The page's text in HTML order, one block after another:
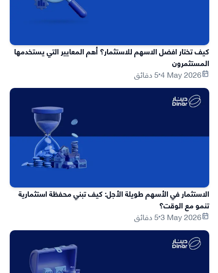
كيف تختار افضل الاسهم للاستثمار؟ أهم المعايير التي يستخدمها
المستثمرون
4 May 20265 دقائق
الاستثمار في الأسهم طويلة الأجل: كيف تبني محفظة استثمارية
تنمو مع الوقت؟
3 May 20265 دقائق